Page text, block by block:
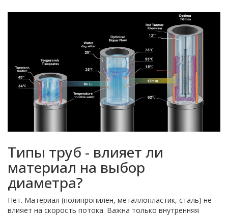
Типы труб - влияет ли
материал на выбор
диаметра?
Нет. Материал (полипропилен, металлопластик, сталь) не
влияет на скорость потока. Важна только внутренняя